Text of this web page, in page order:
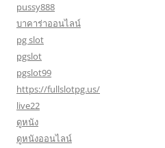
pussy888
บาคาร่าออนไลน์
pg slot
pgslot
pgslot99
https://fullslotpg.us/
live22
ดูหนัง
ดูหนังออนไลน์